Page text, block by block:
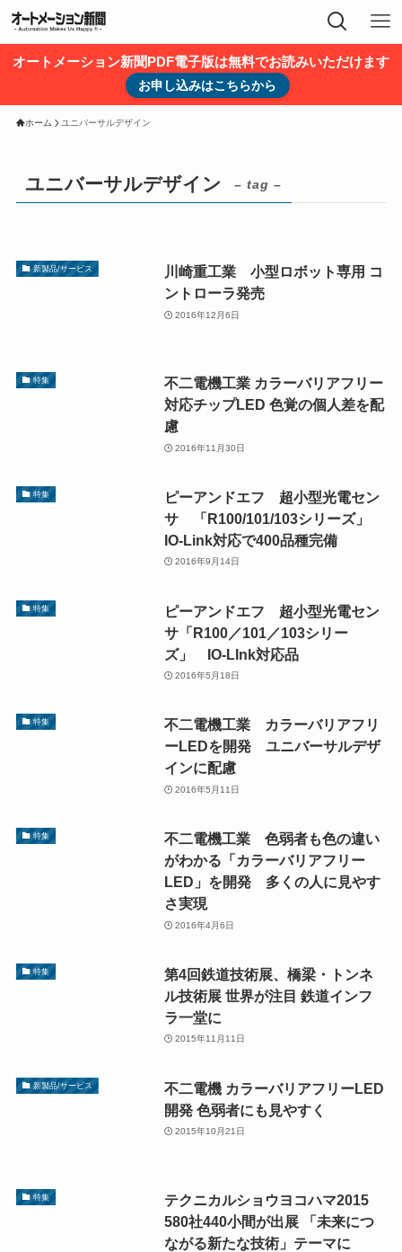
オートメーション新聞PDF電子版は無料でお読みいただけます
お申し込みはこちらから
ホーム ユニバーサルデザイン
ユニバーサルデザイン – tag –
新製品/サービス
川崎重工業 小型ロボット専用 コ
ントローラ発売
2016年12月6日
特集
不二電機工業 カラーバリアフリー
対応チップLED 色覚の個人差を配
慮
2016年11月30日
特集
ピーアンドエフ 超小型光電セン
サ 「R100/101/103シリーズ」
IO-Link対応で400品種完備
2016年9月14日
特集
ピーアンドエフ 超小型光電セン
サ「R100／101／103シリー
ズ」 IO-LInk対応品
2016年5月18日
特集
不二電機工業 カラーバリアフリ
ーLEDを開発 ユニバーサルデザ
インに配慮
2016年5月11日
特集
不二電機工業 色弱者も色の違い
がわかる「カラーバリアフリー
LED」を開発 多くの人に見やす
さ実現
2016年4月6日
特集
第4回鉄道技術展、橋梁・トンネ
ル技術展 世界が注目 鉄道インフ
ラ一堂に
2015年11月11日
新製品/サービス
不二電機 カラーバリアフリーLED
開発 色弱者にも見やすく
2015年10月21日
特集
テクニカルショウヨコハマ2015
580社440小間が出展 「未来につ
ながる新たな技術」テーマに